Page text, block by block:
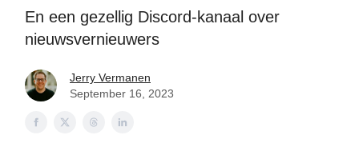
En een gezellig Discord-kanaal over
nieuwsvernieuwers
Jerry Vermanen
September 16, 2023